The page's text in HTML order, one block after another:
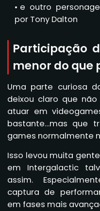
e outro
por Tony Dalton
Participação
menor do que
Uma parte curiosa
deixou claro que
atuar em
bastante…mas que
games normalmente
Isso levou muita
em Intergalactic
assim.
captura de
em fases mais